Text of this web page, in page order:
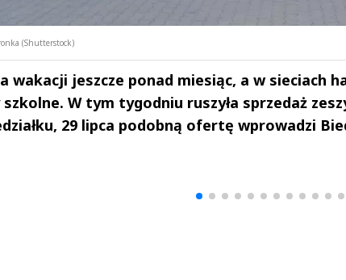
(Shutterstock)
wakacji jeszcze ponad miesiąc, a w sieciach
szkolne. W tym tygodniu ruszyła sprzedaż
29 lipca podobną ofertę wprowadzi